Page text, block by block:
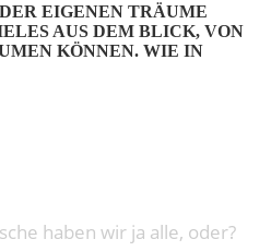
EIGENEN TRÄUME
AUS DEM BLICK, VON
KÖNNEN. WIE IN
haben wir ja alle, oder?